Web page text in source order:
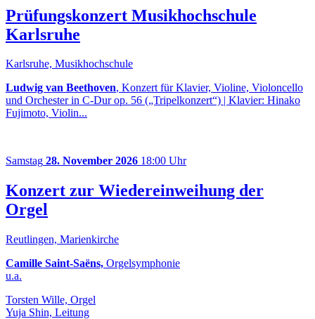
Prüfungskonzert Musikhochschule
Karlsruhe
Karlsruhe, Musikhochschule
Ludwig van Beethoven, Konzert für Klavier, Violine, Violoncello
und Orchester in C-Dur op. 56 („Tripelkonzert“) | Klavier: Hinako
Fujimoto, Violin...
Samstag 28. November 2026 18:00 Uhr
Konzert zur Wiedereinweihung der
Orgel
Reutlingen, Marienkirche
Camille Saint-Saëns, Orgelsymphonie
u.a.
Torsten Wille, Orgel
Yuja Shin, Leitung